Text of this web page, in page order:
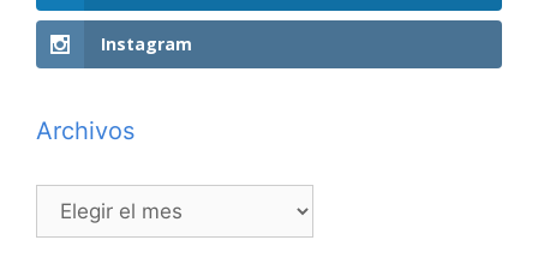
Instagram
Archivos
Archivos